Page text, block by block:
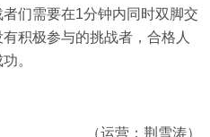
们需要在1分钟内同时双脚交
积极参与的挑战者，合格人
。
（运营：荆雪涛）